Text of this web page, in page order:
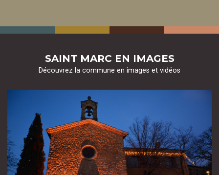
SAINT MARC EN IMAGES
Découvrez la commune en images et vidéos